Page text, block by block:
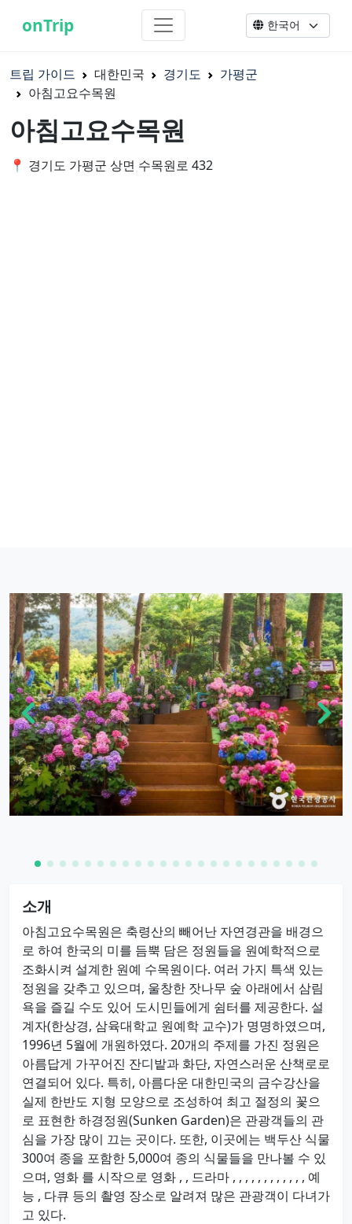
onTrip
트립 가이드 대한민국 경기도
가평군
아침고요수목원
아침고요수목원
📍 경기도 가평군 상면 수목원로 432
소개
아침고요수목원은 축령산의 빼어난 자연경관을 배경으
로 하여 한국의 미를 듬뿍 담은 정원들을 원예학적으로
조화시켜 설계한 원예 수목원이다. 여러 가지 특색 있는
정원을 갖추고 있으며, 울창한 잣나무 숲 아래에서 삼림
욕을 즐길 수도 있어 도시민들에게 쉼터를 제공한다. 설
계자(한상경, 삼육대학교 원예학 교수)가 명명하였으며,
1996년 5월에 개원하였다. 20개의 주제를 가진 정원은
아름답게 가꾸어진 잔디밭과 화단, 자연스러운 산책로로
연결되어 있다. 특히, 아름다운 대한민국의 금수강산을
실제 한반도 지형 모양으로 조성하여 최고 절정의 꽃으
로 표현한 하경정원(Sunken Garden)은 관광객들의 관
심을 가장 많이 끄는 곳이다. 또한, 이곳에는 백두산 식물
300여 종을 포함한 5,000여 종의 식물들을 만나볼 수 있
으며, 영화 를 시작으로 영화 , , 드라마 , , , , , , , , , , , , 예
능 , 다큐 등의 촬영 장소로 알려져 많은 관광객이 다녀가
고 있다.